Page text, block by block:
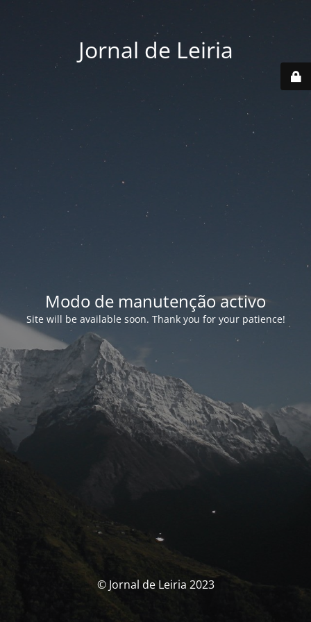
Jornal de Leiria
Modo de manutenção activo
Site will be available soon. Thank you for your patience!
© Jornal de Leiria 2023